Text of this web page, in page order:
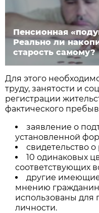
Пенсионная
Реально ли
старость самому?
Для этого
труду, занятости и
регистрации
фактического
заявление о
установленной
свидетельство
10 одинаковых
соответствующих
другие
мнению
использованы для
личности.